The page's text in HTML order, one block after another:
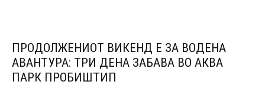
ПРОДОЛЖЕНИОТ ВИКЕНД Е ЗА ВОДЕНА
АВАНТУРА: ТРИ ДЕНА ЗАБАВА ВО АКВА
ПАРК ПРОБИШТИП